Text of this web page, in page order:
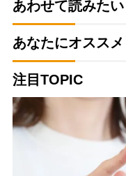
あわせて読みたい
あなたにオススメ
注目TOPIC